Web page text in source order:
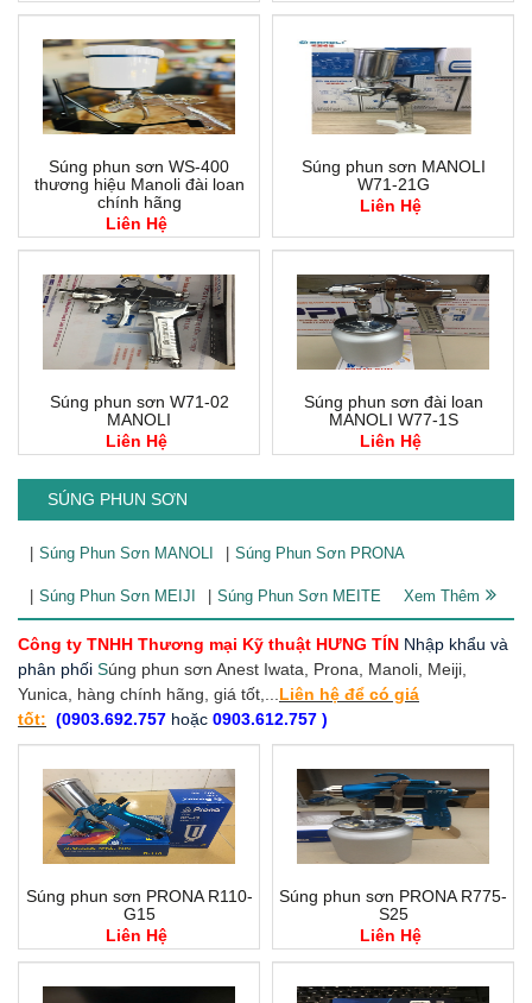
Súng phun sơn WS-400
thương hiệu Manoli đài loan
chính hãng
Liên Hệ
Súng phun sơn MANOLI
W71-21G
Liên Hệ
Súng phun sơn W71-02
MANOLI
Liên Hệ
Súng phun sơn đài loan
MANOLI W77-1S
Liên Hệ
SÚNG PHUN SƠN
Súng Phun Sơn MANOLI Súng Phun Sơn PRONA
Súng Phun Sơn MEIJI Súng Phun Sơn MEITE Xem Thêm
Công ty TNHH Thương mại Kỹ thuật HƯNG TÍN Nhập khẩu và
phân phối Súng phun sơn Anest Iwata, Prona, Manoli, Meiji,
Yunica , hàng chính hãng, giá tốt,... Liên hệ để có giá
tốt: (0903.692.757 hoặc 0903.612.757 )
Súng phun sơn PRONA R110-
G15
Liên Hệ
Súng phun sơn PRONA R775-
S25
Liên Hệ